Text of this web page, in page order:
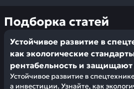
Подборка статей
Устойчивое развитие в
как экологические
рентабельность и
Устойчивое развитие в
а инвестиции. Узнайте, как